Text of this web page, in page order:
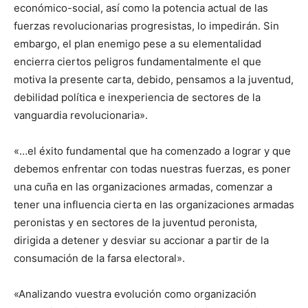
económico-social, así como la potencia actual de las
fuerzas revolucionarias progresistas, lo impedirán. Sin
embargo, el plan enemigo pese a su elementalidad
encierra ciertos peligros fundamentalmente el que
motiva la presente carta, debido, pensamos a la juventud,
debilidad política e inexperiencia de sectores de la
vanguardia revolucionaria».
«…el éxito fundamental que ha comenzado a lograr y que
debemos enfrentar con todas nuestras fuerzas, es poner
una cuña en las organizaciones armadas, comenzar a
tener una influencia cierta en las organizaciones armadas
peronistas y en sectores de la juventud peronista,
dirigida a detener y desviar su accionar a partir de la
consumación de la farsa electoral».
«Analizando vuestra evolución como organización